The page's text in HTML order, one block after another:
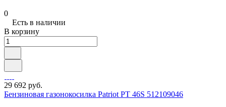
0
Есть в наличии
В корзину
29 692 руб.
Бензиновая газонокосилка Patriot PT 46S 512109046